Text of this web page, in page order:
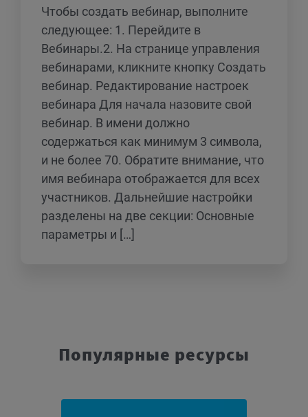
Чтобы создать вебинар, выполните
следующее: 1. Перейдите в
Вебинары.2. На странице управления
вебинарами, кликните кнопку Создать
вебинар. Редактирование настроек
вебинара Для начала назовите свой
вебинар. В имени должно
содержаться как минимум 3 символа,
и не более 70. Обратите внимание, что
имя вебинара отображается для всех
участников. Дальнейшие настройки
разделены на две секции: Основные
параметры и […]
Популярные ресурсы